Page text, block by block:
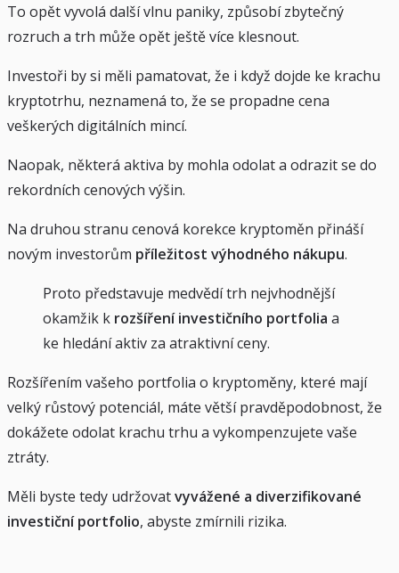
To opět vyvolá další vlnu paniky, způsobí zbytečný
rozruch a trh může opět ještě více klesnout.
Investoři by si měli pamatovat, že i když dojde ke krachu
kryptotrhu, neznamená to, že se propadne cena
veškerých digitálních mincí.
Naopak, některá aktiva by mohla odolat a odrazit se do
rekordních cenových výšin.
Na druhou stranu cenová korekce kryptoměn přináší
novým investorům příležitost výhodného nákupu.
Proto představuje medvědí trh nejvhodnější
okamžik k rozšíření investičního portfolia a
ke hledání aktiv za atraktivní ceny.
Rozšířením vašeho portfolia o kryptoměny, které mají
velký růstový potenciál, máte větší pravděpodobnost, že
dokážete odolat krachu trhu a vykompenzujete vaše
ztráty.
Měli byste tedy udržovatvyvážené a diverzifikované
investiční portfolio, abyste zmírnili rizika.